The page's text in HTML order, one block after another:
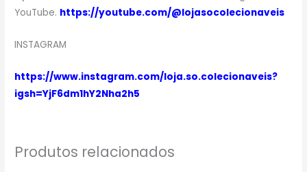
YouTube. https://youtube.com/@lojasocolecionaveis
INSTAGRAM
https://www.instagram.com/loja.so.colecionaveis?
igsh=YjF6dm1hY2Nha2h5
Produtos relacionados